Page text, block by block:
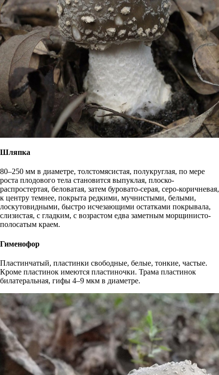
Шляпка
80–250 мм в диаметре, толстомясистая, полукруглая, по мере
роста плодового тела становится выпуклая, плоско-
распростертая, беловатая, затем буровато-серая, серо-коричневая,
к центру темнее, покрыта редкими, мучнистыми, белыми,
лоскутовидными, быстро исчезающими остатками покрывала,
слизистая, с гладким, с возрастом едва заметным морщинисто-
полосатым краем.
Гименофор
Пластинчатый, пластинки свободные, белые, тонкие, частые.
Кроме пластинок имеются пластиночки. Трама пластинок
билатеральная, гифы 4–9 мкм в диаметре.